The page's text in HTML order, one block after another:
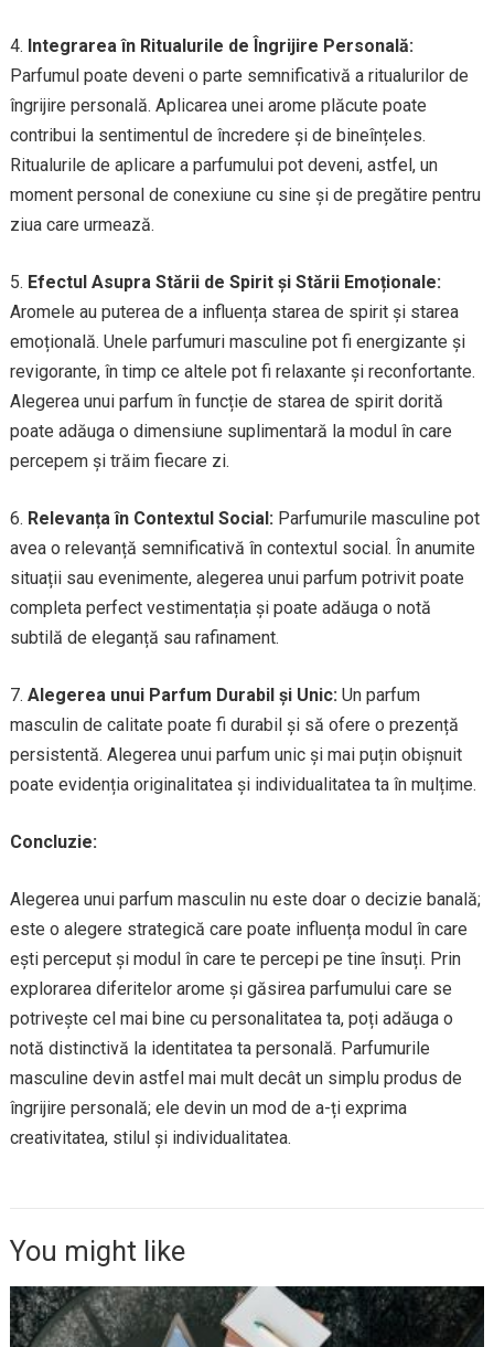
4. Integrarea în Ritualurile de Îngrijire Personală:
Parfumul poate deveni o parte semnificativă a ritualurilor de
îngrijire personală. Aplicarea unei arome plăcute poate
contribui la sentimentul de încredere și de bineînțeles.
Ritualurile de aplicare a parfumului pot deveni, astfel, un
moment personal de conexiune cu sine și de pregătire pentru
ziua care urmează.
5. Efectul Asupra Stării de Spirit și Stării Emoționale:
Aromele au puterea de a influența starea de spirit și starea
emoțională. Unele parfumuri masculine pot fi energizante și
revigorante, în timp ce altele pot fi relaxante și reconfortante.
Alegerea unui parfum în funcție de starea de spirit dorită
poate adăuga o dimensiune suplimentară la modul în care
percepem și trăim fiecare zi.
6. Relevanța în Contextul Social: Parfumurile masculine pot
avea o relevanță semnificativă în contextul social. În anumite
situații sau evenimente, alegerea unui parfum potrivit poate
completa perfect vestimentația și poate adăuga o notă
subtilă de eleganță sau rafinament.
7. Alegerea unui Parfum Durabil și Unic: Un parfum
masculin de calitate poate fi durabil și să ofere o prezență
persistentă. Alegerea unui parfum unic și mai puțin obișnuit
poate evidenția originalitatea și individualitatea ta în mulțime.
Concluzie:
Alegerea unui parfum masculin nu este doar o decizie banală;
este o alegere strategică care poate influența modul în care
ești perceput și modul în care te percepi pe tine însuți. Prin
explorarea diferitelor arome și găsirea parfumului care se
potrivește cel mai bine cu personalitatea ta, poți adăuga o
notă distinctivă la identitatea ta personală. Parfumurile
masculine devin astfel mai mult decât un simplu produs de
îngrijire personală; ele devin un mod de a-ți exprima
creativitatea, stilul și individualitatea.
You might like